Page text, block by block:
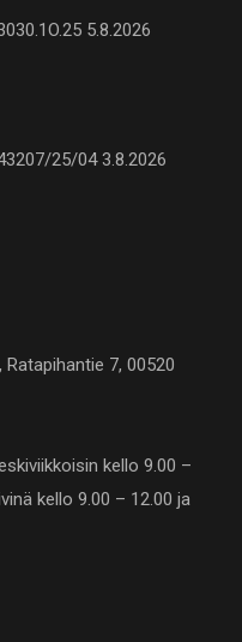
5.8.2026
25/04 3.8.2026
7, 00520
kello 9.00 –
kello 9.00 – 12.00 ja